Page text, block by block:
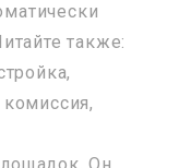
также: